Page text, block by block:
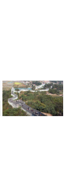
满清古街
西至怀远
古建筑美
的复古风
吃起来香酥
在盘子里是
条的。
1小时，每